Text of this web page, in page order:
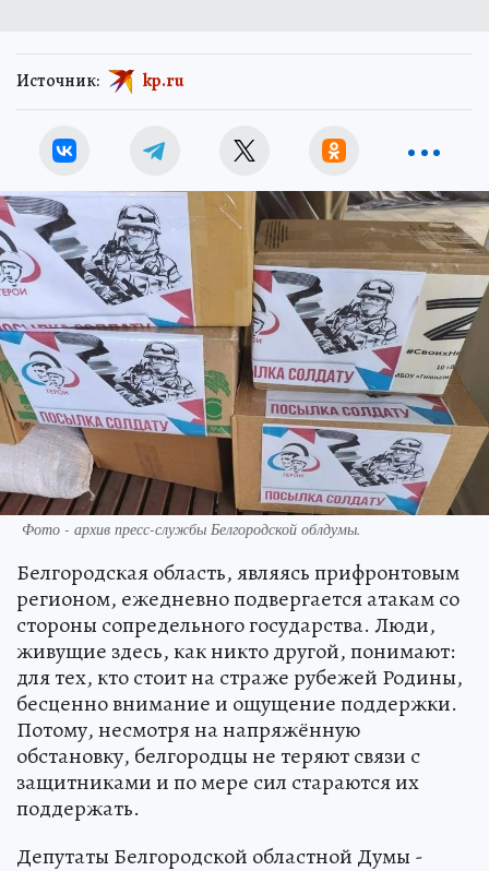
Источник: kp.ru
Фото - архив пресс-службы Белгородской облдумы.
Белгородская область, являясь прифронтовым
регионом, ежедневно подвергается атакам со
стороны сопредельного государства. Люди,
живущие здесь, как никто другой, понимают:
для тех, кто стоит на страже рубежей Родины,
бесценно внимание и ощущение поддержки.
Потому, несмотря на напряжённую
обстановку, белгородцы не теряют связи с
защитниками и по мере сил стараются их
поддержать.
Депутаты Белгородской областной Думы -